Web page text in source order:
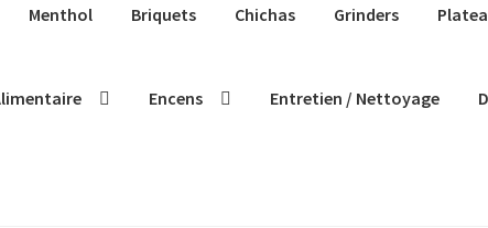
Menthol Briquets Chichas Grinders
Encens Entretien / Nettoyage